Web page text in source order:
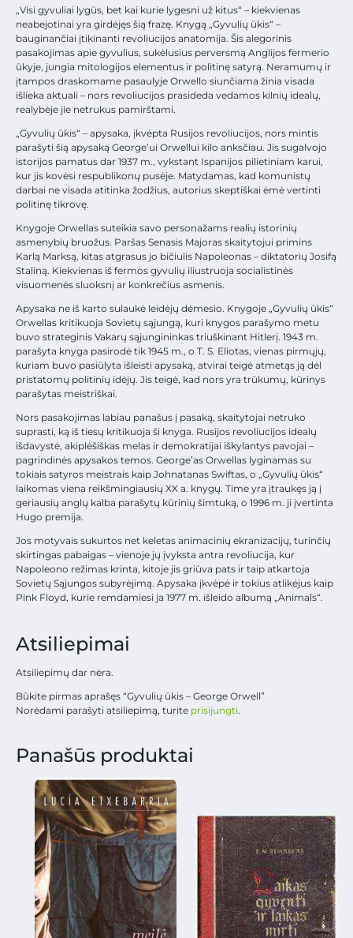
„Visi gyvuliai lygūs, bet kai kurie lygesni už kitus“ – kiekvienas
neabejotinai yra girdėjęs šią frazę. Knygą „Gyvulių ūkis“ –
bauginančiai įtikinanti revoliucijos anatomija. Šis alegorinis
pasakojimas apie gyvulius, sukėlusius perversmą Anglijos fermerio
ūkyje, jungia mitologijos elementus ir politinę satyrą. Neramumų ir
įtampos draskomame pasaulyje Orwello siunčiama žinia visada
išlieka aktuali – nors revoliucijos prasideda vedamos kilnių idealų,
realybėje jie netrukus pamirštami.
„Gyvulių ūkis“ – apysaka, įkvėpta Rusijos revoliucijos, nors mintis
parašyti šią apysaką George’ui Orwellui kilo anksčiau. Jis sugalvojo
istorijos pamatus dar 1937 m., vykstant Ispanijos pilietiniam karui,
kur jis kovėsi respublikonų pusėje. Matydamas, kad komunistų
darbai ne visada atitinka žodžius, autorius skeptiškai ėmė vertinti
politinę tikrovę.
Knygoje Orwellas suteikia savo personažams realių istorinių
asmenybių bruožus. Paršas Senasis Majoras skaitytojui primins
Karlą Marksą, kitas atgrasus jo bičiulis Napoleonas – diktatorių Josifą
Staliną. Kiekvienas iš fermos gyvulių iliustruoja socialistinės
visuomenės sluoksnį ar konkrečius asmenis.
Apysaka ne iš karto sulaukė leidėjų dėmesio. Knygoje „Gyvulių ūkis“
Orwellas kritikuoja Sovietų sąjungą, kuri knygos parašymo metu
buvo strateginis Vakarų sąjungininkas triuškinant Hitlerį. 1943 m.
parašyta knyga pasirodė tik 1945 m., o T. S. Eliotas, vienas pirmųjų,
kuriam buvo pasiūlyta išleisti apysaką, atvirai teigė atmetąs ją dėl
pristatomų politinių idėjų. Jis teigė, kad nors yra trūkumų, kūrinys
parašytas meistriškai.
Nors pasakojimas labiau panašus į pasaką, skaitytojai netruko
suprasti, ką iš tiesų kritikuoja ši knyga. Rusijos revoliucijos idealų
išdavystė, akiplėšiškas melas ir demokratijai iškylantys pavojai –
pagrindinės apysakos temos. George’as Orwellas lyginamas su
tokiais satyros meistrais kaip Johnatanas Swiftas, o „Gyvulių ūkis“
laikomas viena reikšmingiausių XX a. knygų. Time yra įtraukęs ją į
geriausių anglų kalba parašytų kūrinių šimtuką, o 1996 m. ji įvertinta
Hugo premija.
Jos motyvais sukurtos net keletas animacinių ekranizacijų, turinčių
skirtingas pabaigas – vienoje jų įvyksta antra revoliucija, kur
Napoleono režimas krinta, kitoje jis griūva pats ir taip atkartoja
Sovietų Sąjungos subyrėjimą. Apysaka įkvėpė ir tokius atlikėjus kaip
Pink Floyd, kurie remdamiesi ja 1977 m. išleido albumą „Animals“.
Atsiliepimai
Atsiliepimų dar nėra.
Būkite pirmas aprašęs “Gyvulių ūkis – George Orwell”
Norėdami parašyti atsiliepimą, turite prisijungti.
Panašūs produktai